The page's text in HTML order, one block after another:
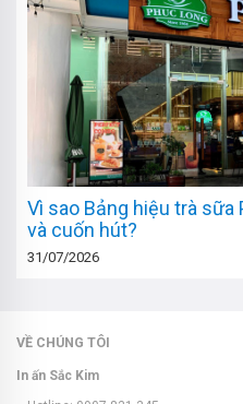
Vì sao Bảng hiệu trà
và cuốn hút?
31/07/2026
VỀ CHÚNG TÔI
In ấn Sắc Kim